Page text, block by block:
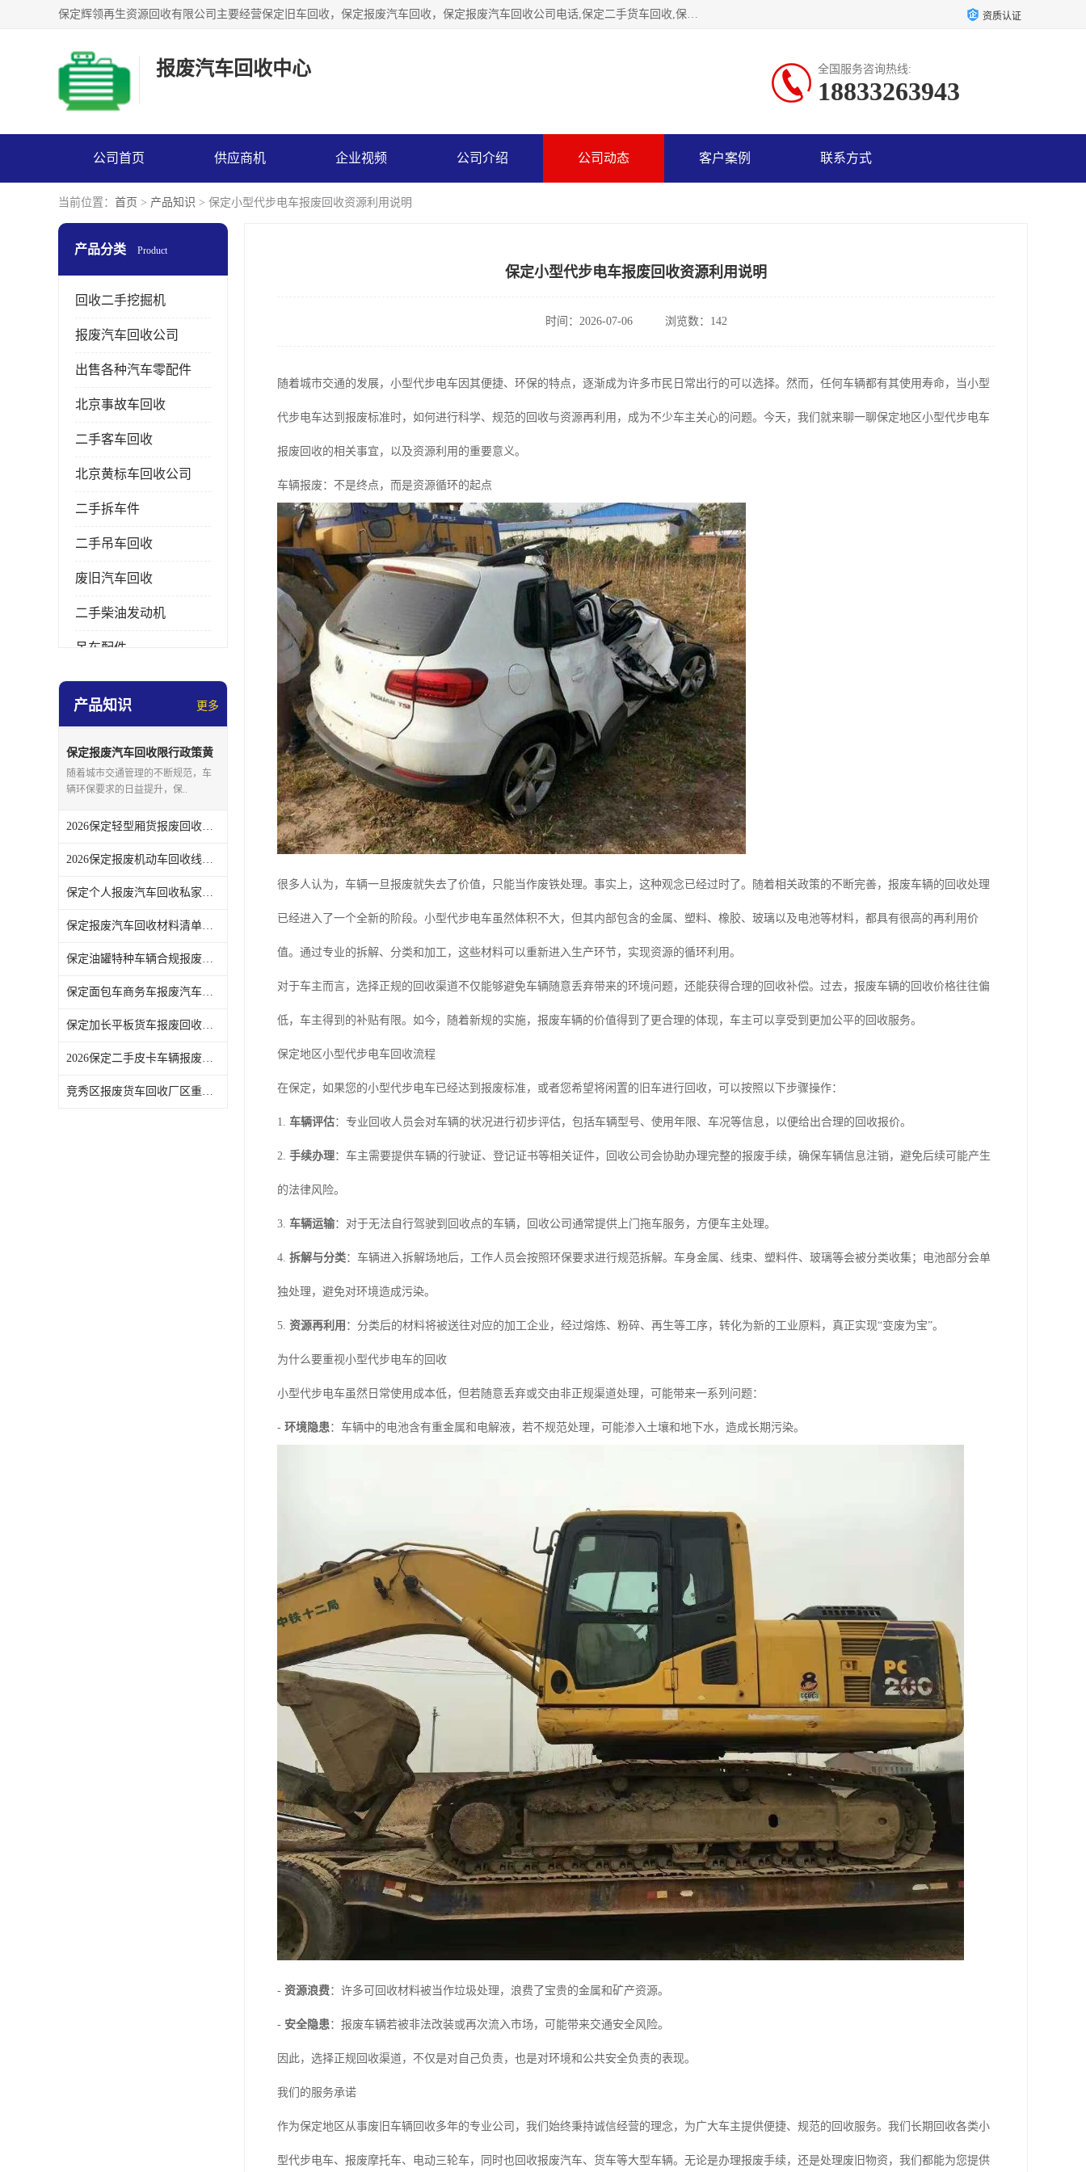
保定辉领再生资源回收有限公司主要经营保定旧车回收，保定报废汽车回收，保定报废汽车回收公司电话,保定二手货车回收,保定黄标车回收, 保定黄标车回收，保定哪里收报废车，保定废旧汽车回收，保定汽车报废手续办理，保定汽车解体厂。将通过采取区域限行促进淘汰、经济补助激励新、加大上路*法处罚、加强达标排放监管等综合措施，对老旧机动车逐步实行末位淘汰，加快老旧机动车淘汰新 资质认证
报废汽车回收中心 全国服务咨询热线:
18833263943
公司首页 供应商机 企业视频 公司介绍 公司动态 客户案例 联系方式
当前位置： 首页 > 产品知识 > 保定小型代步电车报废回收资源利用说明
产品分类 Product
回收二手挖掘机
报废汽车回收公司
出售各种汽车零配件
北京事故车回收
二手客车回收
北京黄标车回收公司
二手拆车件
二手吊车回收
废旧汽车回收
二手柴油发动机
吊车配件
挖掘机拆车件
产品知识 更多
保定报废汽车回收限行政策黄
标车尽快处置
随着城市交通管理的不断规范，车
辆环保要求的日益提升，保..
2026保定轻型厢货报废回收计价依据说明
2026保定报废机动车回收线下厂区办理须知
保定个人报废汽车回收私家车单独上门服务
保定报废汽车回收材料清单车主提前准备
保定油罐特种车辆合规报废回收注意事项
保定面包车商务车报废汽车回收上门估价
保定加长平板货车报废回收上门拖车服务
2026保定二手皮卡车辆报废回收价格参考
竞秀区报废货车回收厂区重型车辆拆解场地
保定小型代步电车报废回收资源利用说明
时间：2026-07-06 浏览数：142
随着城市交通的发展，小型代步电车因其便捷、环保的特点，逐渐成为许多市民日常出行的可以选择。然而，任何车辆都有其使用寿命，当小型
代步电车达到报废标准时，如何进行科学、规范的回收与资源再利用，成为不少车主关心的问题。今天，我们就来聊一聊保定地区小型代步电车
报废回收的相关事宜，以及资源利用的重要意义。
车辆报废：不是终点，而是资源循环的起点
很多人认为，车辆一旦报废就失去了价值，只能当作废铁处理。事实上，这种观念已经过时了。随着相关政策的不断完善，报废车辆的回收处理
已经进入了一个全新的阶段。小型代步电车虽然体积不大，但其内部包含的金属、塑料、橡胶、玻璃以及电池等材料，都具有很高的再利用价
值。通过专业的拆解、分类和加工，这些材料可以重新进入生产环节，实现资源的循环利用。
对于车主而言，选择正规的回收渠道不仅能够避免车辆随意丢弃带来的环境问题，还能获得合理的回收补偿。过去，报废车辆的回收价格往往偏
低，车主得到的补贴有限。如今，随着新规的实施，报废车辆的价值得到了更合理的体现，车主可以享受到更加公平的回收服务。
保定地区小型代步电车回收流程
在保定，如果您的小型代步电车已经达到报废标准，或者您希望将闲置的旧车进行回收，可以按照以下步骤操作：
1. 车辆评估：专业回收人员会对车辆的状况进行初步评估，包括车辆型号、使用年限、车况等信息，以便给出合理的回收报价。
2. 手续办理：车主需要提供车辆的行驶证、登记证书等相关证件，回收公司会协助办理完整的报废手续，确保车辆信息注销，避免后续可能产生
的法律风险。
3. 车辆运输：对于无法自行驾驶到回收点的车辆，回收公司通常提供上门拖车服务，方便车主处理。
4. 拆解与分类：车辆进入拆解场地后，工作人员会按照环保要求进行规范拆解。车身金属、线束、塑料件、玻璃等会被分类收集；电池部分会单
独处理，避免对环境造成污染。
5. 资源再利用 ：分类后的材料将被送往对应的加工企业，经过熔炼、粉碎、再生等工序，转化为新的工业原料，真正实现“变废为宝”。
为什么要重视小型代步电车的回收
小型代步电车虽然日常使用成本低，但若随意丢弃或交由非正规渠道处理，可能带来一系列问题：
- 环境隐患：车辆中的电池含有重金属和电解液，若不规范处理，可能渗入土壤和地下水，造成长期污染。
- 资源浪费：许多可回收材料被当作垃圾处理，浪费了宝贵的金属和矿产资源。
- 安全隐患 ：报废车辆若被非法改装或再次流入市场，可能带来交通安全风险。
因此，选择正规回收渠道，不仅是对自己负责，也是对环境和公共安全负责的表现。
我们的服务承诺
作为保定地区从事废旧车辆回收多年的专业公司，我们始终秉持诚信经营的理念，为广大车主提供便捷、规范的回收服务。我们长期回收各类小
型代步电车、报废摩托车、电动三轮车，同时也回收报废汽车、货车等大型车辆。无论是办理报废手续，还是处理废旧物资，我们都能为您提供